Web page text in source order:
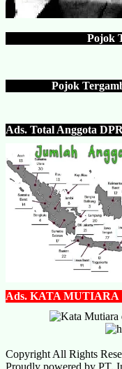
Pojok
Pojok
Ads. Total Anggota
Ads. KATA MUTIARA
Copyright All Rights
Proudly powered by PT.